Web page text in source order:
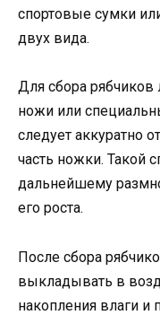
спортовые сумки
двух вида.
Для сбора рябчиков
ножи или
следует аккуратно
часть ножки. Такой
дальнейшему
его роста.
После сбора
выкладывать в
накопления влаги и